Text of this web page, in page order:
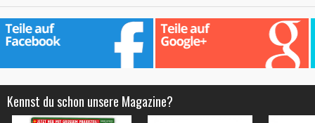
Kennst du schon unsere Magazine?